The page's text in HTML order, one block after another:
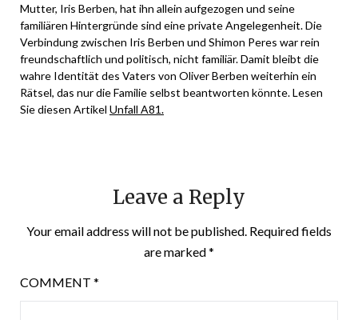
Mutter, Iris Berben, hat ihn allein aufgezogen und seine
familiären Hintergründe sind eine private Angelegenheit. Die
Verbindung zwischen Iris Berben und Shimon Peres war rein
freundschaftlich und politisch, nicht familiär. Damit bleibt die
wahre Identität des Vaters von Oliver Berben weiterhin ein
Rätsel, das nur die Familie selbst beantworten könnte. Lesen
Sie diesen Artikel Unfall A81.
Leave a Reply
Your email address will not be published. Required fields
are marked*
COMMENT *